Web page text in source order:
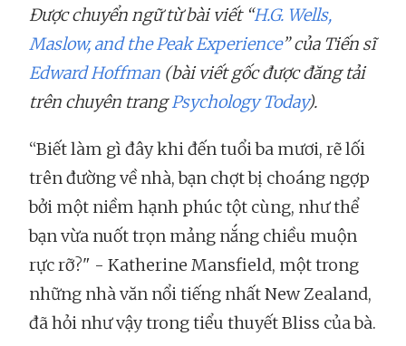
Được chuyển ngữ từ bài viết “H.G. Wells,
Maslow, and the Peak Experience” của Tiến sĩ
Edward Hoffman (bài viết gốc được đăng tải
trên chuyên trangPsychology Today).
“Biết làm gì đây khi đến tuổi ba mươi, rẽ lối
trên đường về nhà, bạn chợt bị choáng ngợp
bởi một niềm hạnh phúc tột cùng, như thể
bạn vừa nuốt trọn mảng nắng chiều muộn
rực rỡ?" - Katherine Mansfield, một trong
những nhà văn nổi tiếng nhất New Zealand,
đã hỏi như vậy trong tiểu thuyết Bliss của bà.